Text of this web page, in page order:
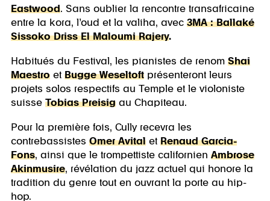
Eastwood. Sans oublier la rencontre transafricaine
entre la kora, l’oud et la valiha, avec 3MA : Ballaké
Sissoko Driss El Maloumi Rajery.
Habitués du Festival, les pianistes de renom Shai
Maestro et Bugge Weseltoft présenteront leurs
projets solos respectifs au Temple et le violoniste
suisse Tobias Preisig au Chapiteau.
Pour la première fois, Cully recevra les
contrebassistes Omer Avital et Renaud Garcia-
Fons, ainsi que le trompettiste californien Ambrose
Akinmusire, révélation du jazz actuel qui honore la
tradition du genre tout en ouvrant la porte au hip-
hop.